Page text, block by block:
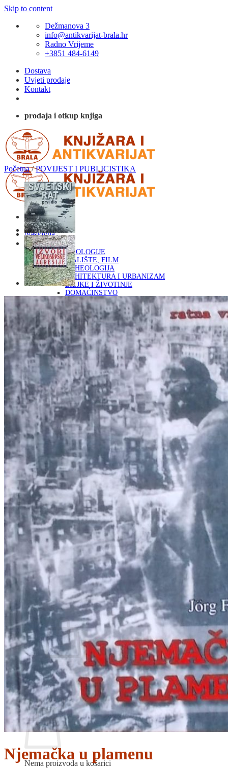
Skip to content
Dežmanova 3
info@antikvarijat-brala.hr
Radno Vrijeme
+3851 484-6149
Dostava
Uvjeti prodaje
Kontakt
prodaja i otkup knjiga
Naslovna
KNJIGE
OD ARHEOLOGIJE
DO KAZALIŠTE, FILM
ARHEOLOGIJA
ARHITEKTURA I URBANIZAM
BILJKE I ŽIVOTINJE
DOMAĆINSTVO
ENCIKLOPEDIJE I LEKSIKONI
ETNOLOGIJA
FILOZOFIJA, SOCIOLOGIJA, ANTROPOLOGIJA
FOTOGRAFIJA
GLAZBENA UMJETNOST
KAZALIŠTE, FILM
OD KNJIŽEVNOST
DO RELIGIJA
KNJIŽEVNOST
LIKOVNA UMJETNOST
LJEKOVITO BILJE I ZDRAVLJE
MITOLOGIJA
POVIJEST I PUBLICISTIKA
PRIRODNE ZNANOSTI
PSIHOLOGIJA, POPULARNA PSIHOLOGIJA,
ALTERNATIVA
RAZNO
RELIGIJA
OD RJEČNIKA
DO ZEMLJOVIDA
RJEČNICI, GRAMATIKE, PRAVOPISI…
ŠAH
SPORT
STRIPOVI
TEHNIČKE ZNANOSTI
TEORIJA I POVIJEST KNJIŽEVNOSTI
VEDUTE
ZAGREB
ZEMLJOVIDI
Otkup knjiga
O nama
Novosti
AKCIJA
Pretraži:
Nema proizvoda u košarici
Povratak u trgovinu
Košarica
Nema proizvoda u košarici
Početna / POVIJEST I PUBLICISTIKA
Njemačka u plamenu